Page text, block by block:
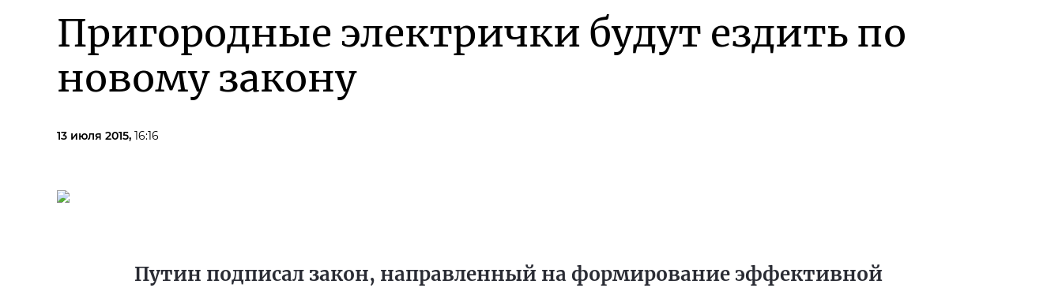
Пригородные электрички будут ездить по
новому закону
13 июля 2015, 16:16
Путин подписал закон, направленный на формирование эффективной